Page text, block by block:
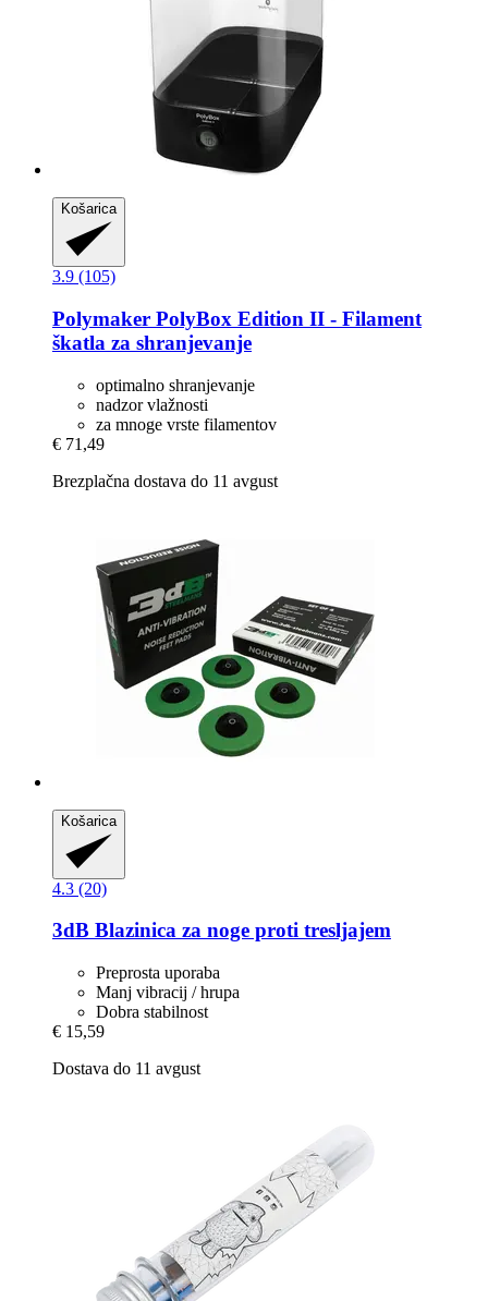
Košarica
3.9 (105)
Polymaker PolyBox Edition II -​ Filament
škatla za shranjevanje
optimalno shranjevanje
nadzor vlažnosti
za mnoge vrste filamentov
€ 71,49
Brezplačna dostava do 11 avgust
Košarica
4.3 (20)
3dB Blazinica za noge proti tresljajem
Preprosta uporaba
Manj vibracij / hrupa
Dobra stabilnost
€ 15,59
Dostava do 11 avgust